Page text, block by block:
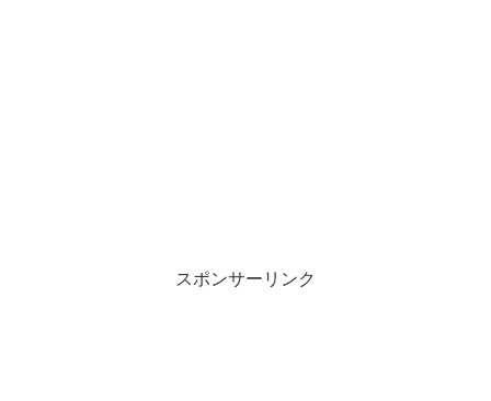
スポンサーリンク